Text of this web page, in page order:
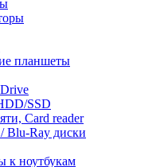
планшеты
SSD
Card reader
Blu-Ray диски
к ноутбукам